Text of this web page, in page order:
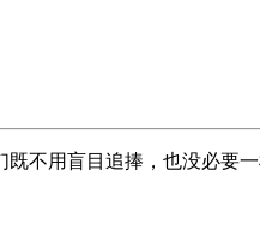
既不用盲目追捧，也没必要